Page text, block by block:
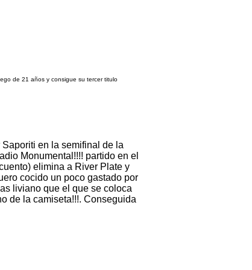
de 21 años y consigue su tercer titulo